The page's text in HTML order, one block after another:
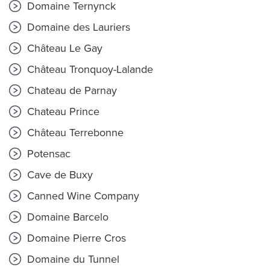
Domaine Ternynck
Domaine des Lauriers
Château Le Gay
Château Tronquoy-Lalande
Chateau de Parnay
Chateau Prince
Château Terrebonne
Potensac
Cave de Buxy
Canned Wine Company
Domaine Barcelo
Domaine Pierre Cros
Domaine du Tunnel